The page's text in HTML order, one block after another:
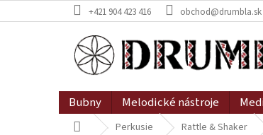
na
+421 904 423 416 obchod@drumbla.sk
Bubny Melodické nástroje
DomovPerkusie Rattle & Shaker